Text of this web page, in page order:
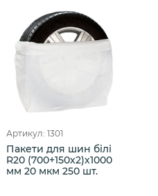
Артикул: 1301
Пакети для шин білі
R20 (700+150х2)х1000
мм 20 мкм 250 шт.